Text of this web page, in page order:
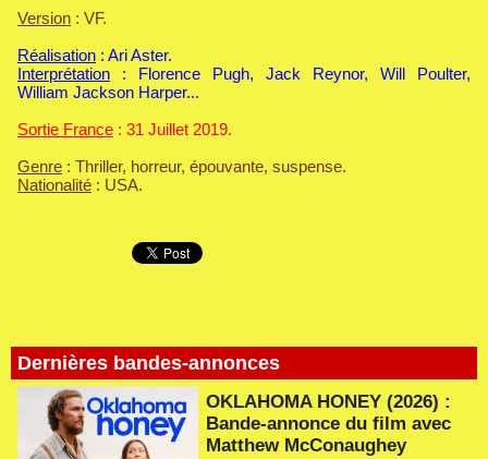
Dernières bandes-annonces
OKLAHOMA HONEY (2026) :
Bande-annonce du film avec
Matthew McConaughey
Version : VF.
Réalisation : Ari Aster.
Interprétation : Florence Pugh, Jack Reynor, Will Poulter,
William Jackson Harper...
Sortie France : 31 Juillet 2019.
Genre : Thriller, horreur, épouvante, suspense.
Nationalité : USA.